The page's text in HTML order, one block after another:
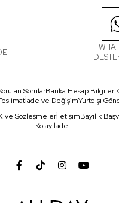
SorularBanka Hesap Bilgileri
İade ve DeğişimYurtdışı
ve SözleşmelerİletişimBayilik
Kolay İade